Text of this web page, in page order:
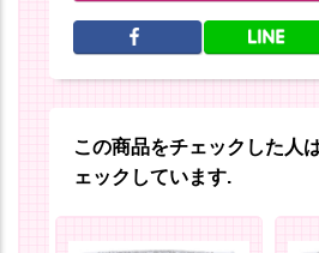
この商品をチェックした人
ェックしています.